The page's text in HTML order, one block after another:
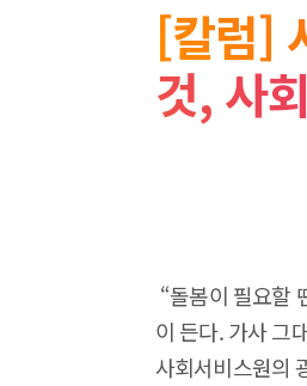
[칼럼]
것, 사
“돌봄이 필요할
이 든다. 가사 그
사회서비스원의